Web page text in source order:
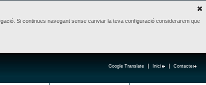
Si continues navegant sense canviar la teva configuració considerarem que
Contacte
Inici
Google Translate